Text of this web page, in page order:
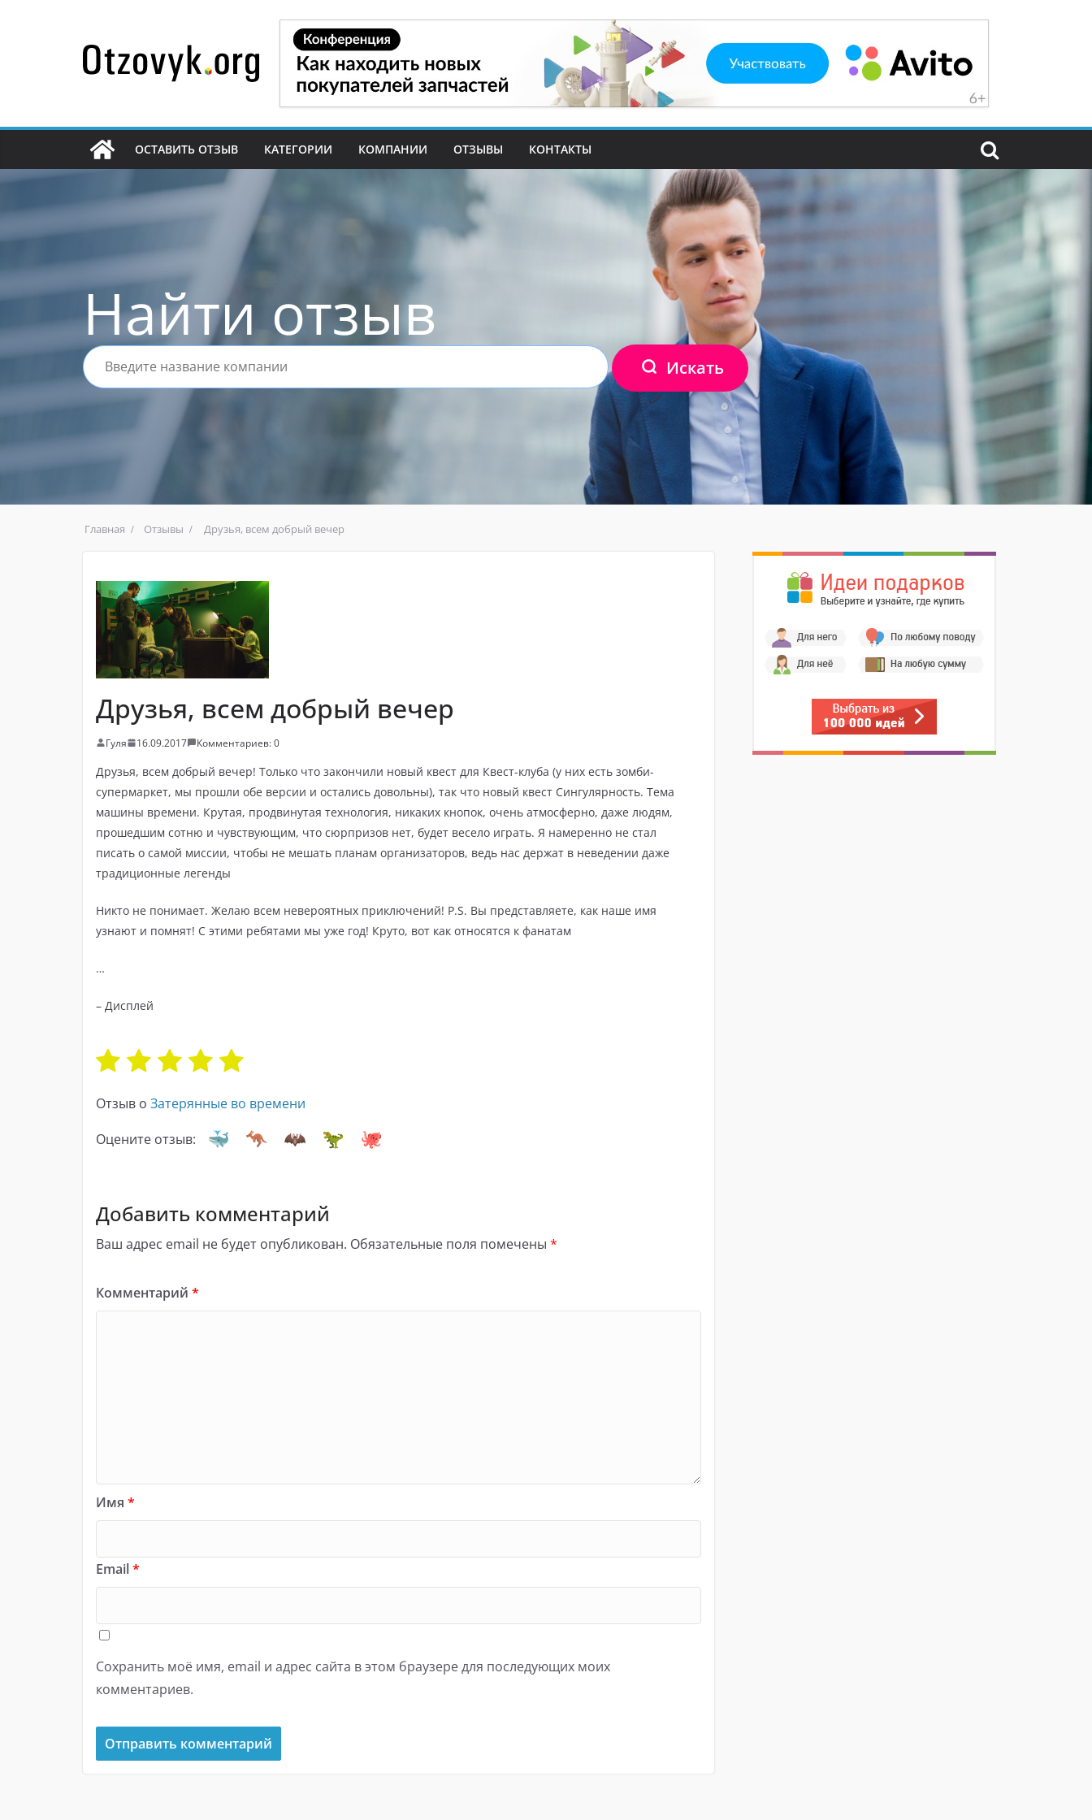
содержимому
ОСТАВИТЬ ОТЗЫВ КАТЕГОРИИ КОМПАНИИ ОТЗЫВЫ КОНТАКТЫ
Найти отзыв
Искать
Главная Отзывы Друзья, всем добрый вечер
Друзья, всем добрый вечер
Гуля 16.09.2017 Комментариев: 0
Друзья, всем добрый вечер! Только что закончили новый квест для Квест-клуба (у них есть зомби-
супермаркет, мы прошли обе версии и остались довольны), так что новый квест Сингулярность. Тема
машины времени. Крутая, продвинутая технология, никаких кнопок, очень атмосферно, даже людям,
прошедшим сотню и чувствующим, что сюрпризов нет, будет весело играть. Я намеренно не стал
писать о самой миссии, чтобы не мешать планам организаторов, ведь нас держат в неведении даже
традиционные легенды
Никто не понимает. Желаю всем невероятных приключений! P.S. Вы представляете, как наше имя
узнают и помнят! С этими ребятами мы уже год! Круто, вот как относятся к фанатам
…
– Дисплей
Отзыв о Затерянные во времени
Оцените отзыв:
Добавить комментарий
Ваш адрес email не будет опубликован. Обязательные поля помечены *
Комментарий *
Имя *
Email*
Сохранить моё имя, email и адрес сайта в этом браузере для последующих моих
комментариев.